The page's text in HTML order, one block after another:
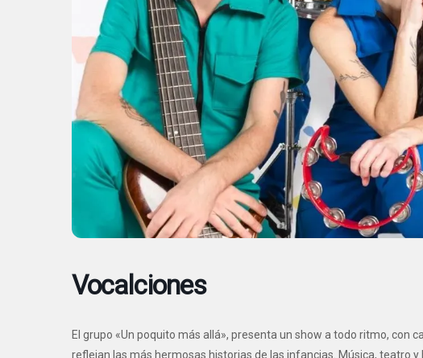
Vocalciones
El grupo «Un poquito más allá», presenta un show a todo ritmo, con
reflejan las más hermosas historias de las infancias. Música, teatro